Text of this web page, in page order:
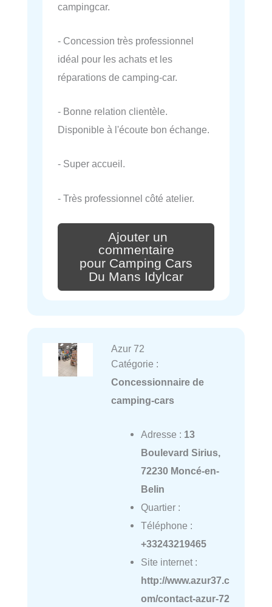
campingcar.
- Concession très professionnel
idéal pour les achats et les
réparations de camping-car.
- Bonne relation clientèle.
Disponible à l'écoute bon échange.
- Super accueil.
- Très professionnel côté atelier.
Ajouter un
commentaire
pour Camping Cars
Du Mans Idylcar
Azur 72
Catégorie :
Concessionnaire de
camping-cars
Adresse : 13
Boulevard Sirius,
72230 Moncé-en-
Belin
Quartier :
Téléphone :
+33243219465
Site internet :
http://www.azur37.c
om/contact-azur-72